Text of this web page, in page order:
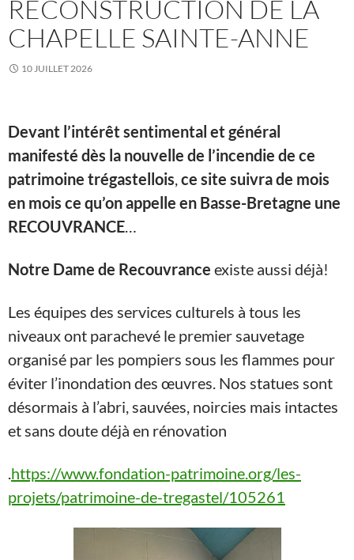
RECONSTRUCTION DE LA
CHAPELLE SAINTE-ANNE
10 JUILLET 2026
Devant l’intérêt sentimental et général
manifesté dès la nouvelle de l’incendie de ce
patrimoine trégastellois ce site suivra de mois
en mois ce qu’on appelle en Basse-Bretagne une
RECOUVRANCE
Notre Dame de Recouvrance existe aussi déjà!
Les équipes des services culturels à tous les
niveaux ont parachevé le premier sauvetage
organisé par les pompiers sous les flammes pour
éviter l’inondation des œuvres. Nos statues sont
désormais à l’abri, sauvées, noircies mais intactes
et sans doute déjà en rénovation
https://www.fondation-patrimoine.org/les-
projets/patrimoine-de-tregastel/105261